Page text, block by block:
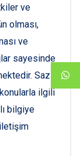
ve
olması,
ve
sayesinde
Saz
ilgili
bilgiye